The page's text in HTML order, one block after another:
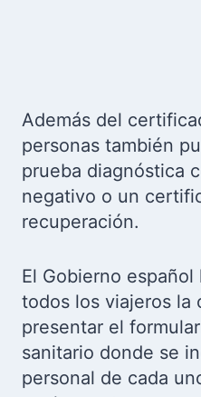
Además del
personas también
prueba diagnóstica
negativo o un
recuperación.
El Gobierno
todos los viajeros la
presentar el
sanitario donde se
personal de cada